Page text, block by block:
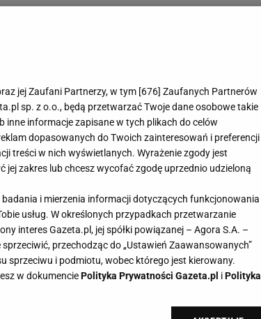
jej Zaufani Partnerzy, w tym [676] Zaufanych Partnerów
sp. z o.o., będą przetwarzać Twoje dane osobowe takie
inne informacje zapisane w tych plikach do celów
dopasowanych do Twoich zainteresowań i preferencji
treści w nich wyświetlanych. Wyrażenie zgody jest
zakres lub chcesz wycofać zgodę uprzednio udzieloną
i mierzenia informacji dotyczących funkcjonowania
usług. W określonych przypadkach przetwarzanie
interes Gazeta.pl, jej spółki powiązanej – Agora S.A. –
przechodząc do „Ustawień Zaawansowanych”
sprzeciwu i podmiotu, wobec którego jest kierowany.
w dokumenciePolityka Prywatności Gazeta.pl iPolityka